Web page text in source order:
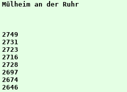
an der Ruhr